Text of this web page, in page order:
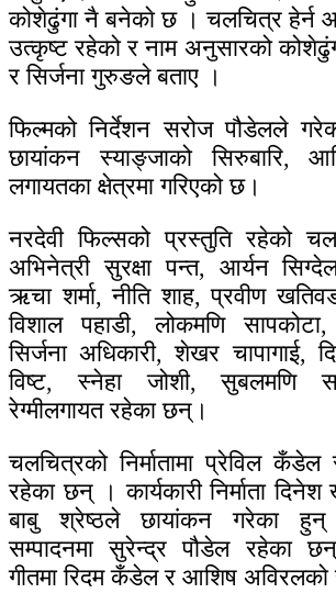
कोशेढुंगा नै बनेकाे छ । चलचित्र हेर्न
उत्कृष्ट रहेको र नाम अनुसारको
र सिर्जना गुरुङले बताए ।
फिल्मको निर्देशन सरोज पौडेलले
छायांकन स्याङ्जाको सिरुबारि,
लगायतका क्षेत्रमा गरिएको छ।
नरदेवी फिल्सको प्रस्तुति रहेको
अभिनेत्री सुरक्षा पन्त, आर्यन
ऋचा शर्मा, नीति शाह, प्रवीण
विशाल पहाडी, लोकमणि सापकोटा,
सिर्जना अधिकारी, शेखर चापागाई,
विष्ट, स्नेहा जोशी, सुबलमणि
रेग्मीलगायत रहेका छन्।
चलचित्रको निर्मातामा प्रेविल
रहेका छन् । कार्यकारी निर्माता
बाबु श्रेष्ठले छायांकन गरेका
सम्पादनमा सुरेन्द्र पौडेल रहेका
गीतमा रिदम कँडेल र आशिष